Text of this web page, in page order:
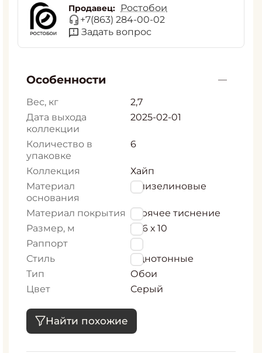
Продавец:
Ростобои
+7(863) 284-00-02
Задать вопрос
Особенности
Вес, кг
2,7
Дата выхода
коллекции
2025-02-01
Количество в
упаковке
6
Коллекция
Хайп
Материал
основания
Флизелиновые
Материал покрытия горячее тиснение
Размер, м
1,06 х 10
Раппорт
0
Стиль
Однотонные
Тип
Обои
Цвет
Серый
Найти похожие